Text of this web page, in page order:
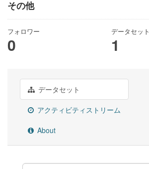
その他
フォロワー
0
データセット
1
データセット
アクティビティストリーム
About